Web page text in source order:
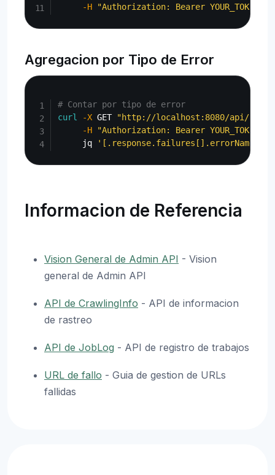
-H
"Authorization: Bearer YOUR_TOKEN"
Agregacion por Tipo de Error
# Contar por tipo de error
curl
-X GET "http://localhost:8080/api/
-H
"Authorization: Bearer YOUR_TOKEN"
     jq
'[.response.failures[].errorName]
Informacion de Referencia
Vision General de Admin API - Vision
general de Admin API
API de CrawlingInfo - API de informacion
de rastreo
API de JobLog - API de registro de trabajos
URL de fallo - Guia de gestion de URLs
fallidas